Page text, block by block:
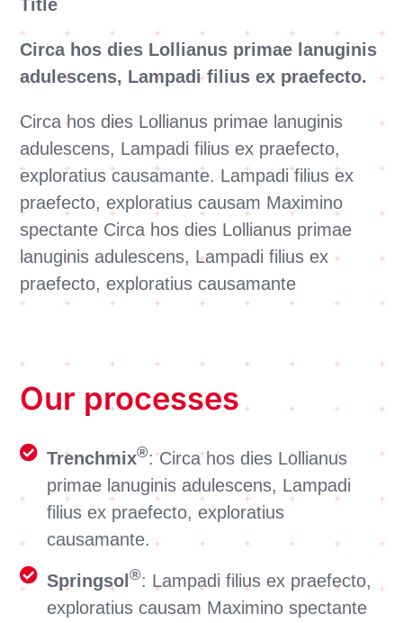
Title
Circa hos dies Lollianus primae lanuginis
adulescens, Lampadi filius ex praefecto.
Circa hos dies Lollianus primae lanuginis
adulescens, Lampadi filius ex praefecto,
exploratius causamante. Lampadi filius ex
praefecto, exploratius causam Maximino
spectante Circa hos dies Lollianus primae
lanuginis adulescens, Lampadi filius ex
praefecto, exploratius causamante
Our processes
Trenchmix®: Circa hos dies Lollianus
primae lanuginis adulescens, Lampadi
filius ex praefecto, exploratius
causamante.
Springsol®: Lampadi filius ex praefecto,
exploratius causam Maximino spectante